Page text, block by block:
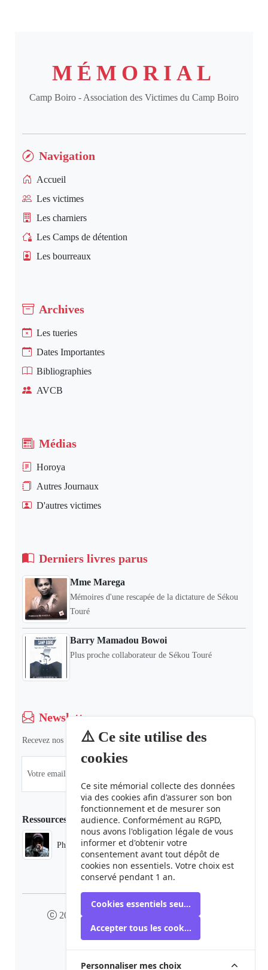
⚠️ Ce site utilise des
cookies
Ce site mémorial collecte des données
via des cookies afin d'assurer son bon
fonctionnement et de mesurer son
audience. Conformément au RGPD,
nous avons l'obligation légale de vous
informer et d'obtenir votre
consentement avant tout dépôt de
cookies non essentiels. Votre choix est
conservé pendant 1 an.
Cookies essentiels seulement
Accepter tous les cookies
Personnaliser mes choix
MÉMORIAL
Camp Boiro - Association des Victimes du Camp Boiro
Navigation
Accueil
Les victimes
Les charniers
Les Camps de détention
Les bourreaux
Archives
Les tueries
Dates Importantes
Bibliographies
AVCB
Médias
Horoya
Autres Journaux
D'autres victimes
Derniers livres parus
Mme Marega
Mémoires d'une rescapée de la dictature de Sékou
Touré
Barry Mamadou Bowoi
Plus proche collaborateur de Sékou Touré
Newsletter
Recevez nos dernières informations et actualités.
Ressources
Phaduba camp boiro
2024 camp-boiro.org - Tous droits réservés
Mémorial des Victimes du Camp Boiro